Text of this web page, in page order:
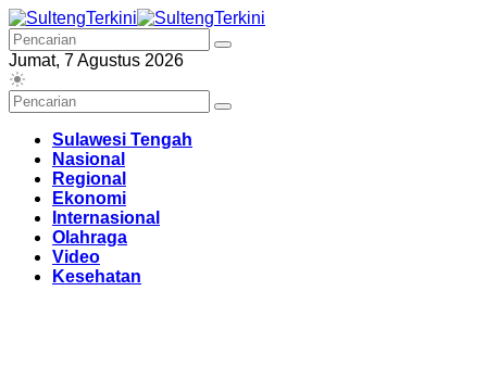
Langsung
ke
konten
Jumat, 7 Agustus 2026
Sulawesi Tengah
Nasional
Regional
Ekonomi
Internasional
Olahraga
Video
Kesehatan